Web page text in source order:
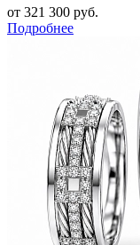
от 321 300 руб.
Подробнее